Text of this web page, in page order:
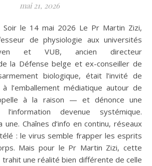
mai 21, 2026
de physiologie aux universités
et VUB, ancien directeur
la Défense belge et ex-conseiller de
biologique, était l’invité de
à l’emballement médiatique autour de
à la raison — et dénonce une
devenue systémique.
une. Chaînes d’info en continu, réseaux
: le virus semble frapper les esprits
Mais pour le Pr Martin Zizi, cette
une réalité bien différente de celle